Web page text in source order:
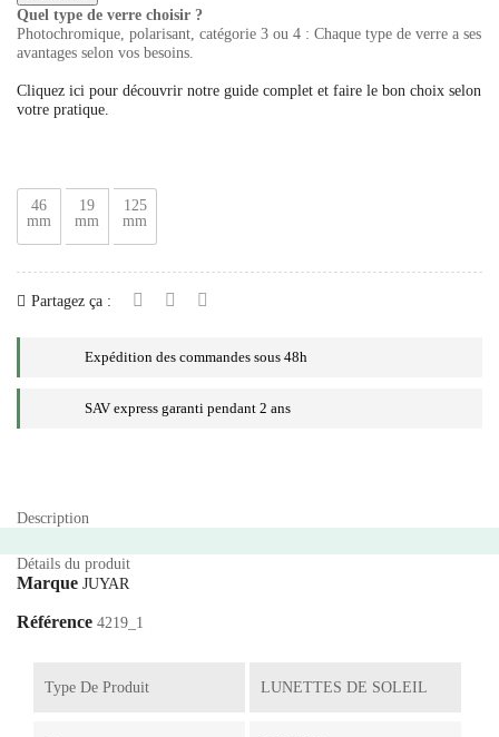
Quel type de verre choisir ?
Photochromique, polarisant, catégorie 3 ou 4 : Chaque type de verre a ses
avantages selon vos besoins.
Cliquez ici pour découvrir notre guide complet et faire le bon choix selon
votre pratique.
46
mm
19
mm
125
mm
Partagez ça :
Expédition des commandes sous 48h
SAV express garanti pendant 2 ans
Description
Détails du produit
Marque JUYAR
Référence 4219_1
Type De Produit LUNETTES DE SOLEIL